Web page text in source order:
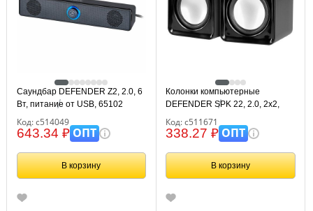
Саундбар DEFENDER Z2, 2.0, 6
Вт, питание от USB, 65102
Код: с514049
643.34 ₽ОПТ
В корзину
Колонки компьютерные
DEFENDER SPK 22, 2.0, 2х2,
Код: с511671
338.27 ₽ОПТ
В корзину